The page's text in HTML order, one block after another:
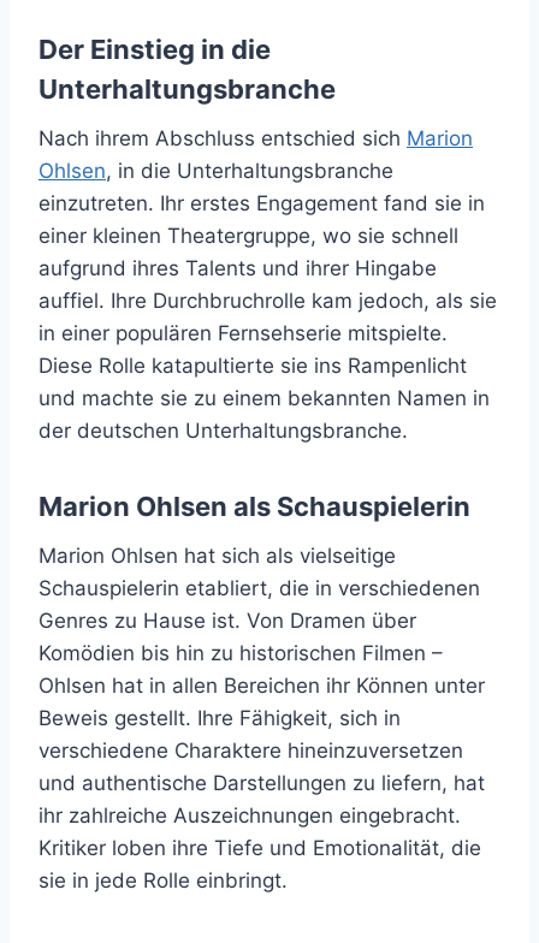
Der Einstieg in die
Unterhaltungsbranche
Nach ihrem Abschluss entschied sich Marion
Ohlsen, in die Unterhaltungsbranche
einzutreten. Ihr erstes Engagement fand sie in
einer kleinen Theatergruppe, wo sie schnell
aufgrund ihres Talents und ihrer Hingabe
auffiel. Ihre Durchbruchrolle kam jedoch, als sie
in einer populären Fernsehserie mitspielte.
Diese Rolle katapultierte sie ins Rampenlicht
und machte sie zu einem bekannten Namen in
der deutschen Unterhaltungsbranche.
Marion Ohlsen als Schauspielerin
Marion Ohlsen hat sich als vielseitige
Schauspielerin etabliert, die in verschiedenen
Genres zu Hause ist. Von Dramen über
Komödien bis hin zu historischen Filmen –
Ohlsen hat in allen Bereichen ihr Können unter
Beweis gestellt. Ihre Fähigkeit, sich in
verschiedene Charaktere hineinzuversetzen
und authentische Darstellungen zu liefern, hat
ihr zahlreiche Auszeichnungen eingebracht.
Kritiker loben ihre Tiefe und Emotionalität, die
sie in jede Rolle einbringt.